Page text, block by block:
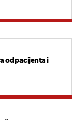
od pacijenta i